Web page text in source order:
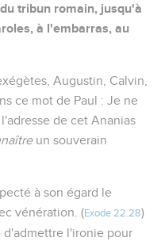
tribun romain, jusqu'à
à l'embarras, au
Augustin, Calvin,
ce mot de Paul : Je ne
de cet Ananias
un souverain
à son égard le
vénération. (Exode 22.28)
d'admettre l'ironie pour